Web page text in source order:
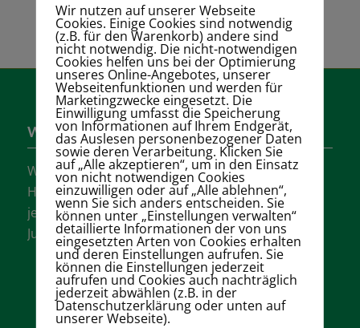
Wer sind wir?
Wir sind einer der größten Tennisvereine
Hannovers mit vielen aktiven Mannschaften in
jeder Altersklasse für Damen, Herren und
Jugendliche.
Wir nutzen auf unserer Webseite
Cookies. Einige Cookies sind notwendig
(z.B. für den Warenkorb) andere sind
nicht notwendig. Die nicht-notwendigen
Cookies helfen uns bei der Optimierung
unseres Online-Angebotes, unserer
Webseitenfunktionen und werden für
Marketingzwecke eingesetzt. Die
Einwilligung umfasst die Speicherung
von Informationen auf Ihrem Endgerät,
das Auslesen personenbezogener Daten
sowie deren Verarbeitung. Klicken Sie
auf „Alle akzeptieren“, um in den Einsatz
von nicht notwendigen Cookies
einzuwilligen oder auf „Alle ablehnen“,
wenn Sie sich anders entscheiden. Sie
können unter „Einstellungen verwalten“
detaillierte Informationen der von uns
eingesetzten Arten von Cookies erhalten
und deren Einstellungen aufrufen. Sie
können die Einstellungen jederzeit
aufrufen und Cookies auch nachträglich
jederzeit abwählen (z.B. in der
Datenschutzerklärung oder unten auf
unserer Webseite).